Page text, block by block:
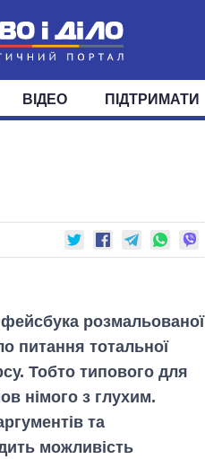
ВІДЕО ПІДТРИМАТИ
розмальованої
питання тотальної
Тобто типового для
німого з глухим.
та
можливість